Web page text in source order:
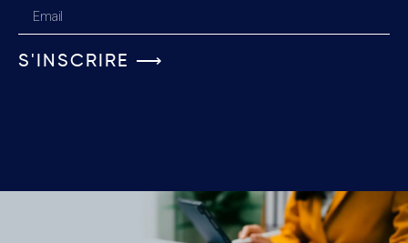
S'INSCRIRE ⟶